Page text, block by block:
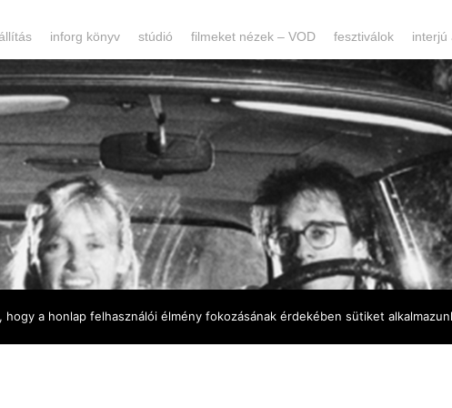
inforg könyv stúdió filmeket nézek – VOD fesztiválok interjú
hogy a honlap felhasználói élmény fokozásának érdekében sütiket